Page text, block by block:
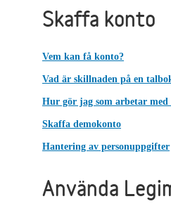
Skaffa konto
Vem kan få konto?
Vad är skillnaden på en
Hur gör jag som arbetar
Skaffa demokonto
Hantering av personuppgifter
Använda